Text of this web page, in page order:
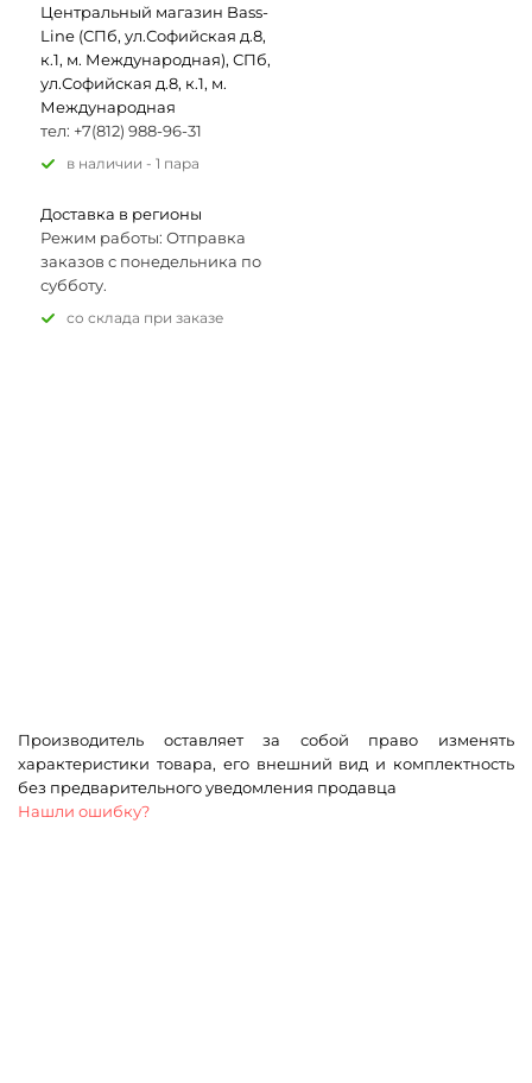
Центральный магазин Bass-
Line (СПб, ул.Софийская д.8,
к.1, м. Международная), СПб,
ул.Софийская д.8, к.1, м.
Международная
тел: +7(812) 988-96-31
В наличии - 1 пара
Доставка в регионы
Режим работы: Отправка
заказов с понедельника по
субботу.
Со склада при заказе
Производитель оставляет за собой право изменять
характеристики товара, его внешний вид и комплектность
без предварительного уведомления продавца
Нашли ошибку?